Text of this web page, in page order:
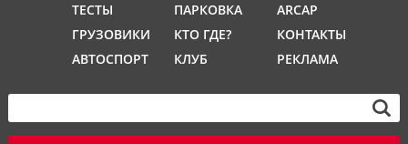
ТЕСТЫ
ГРУЗОВИКИ
АВТОСПОРТ
ПАРКОВКА
КТО ГДЕ?
КЛУБ
ARCAP
КОНТАКТЫ
РЕКЛАМА